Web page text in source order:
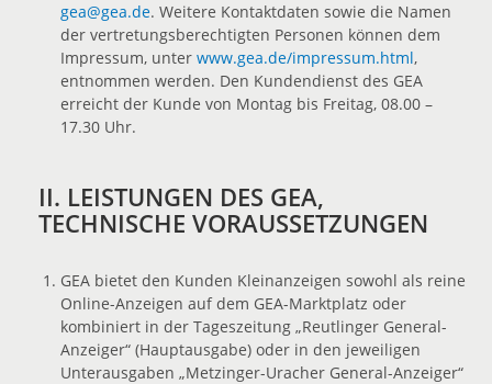
gea@gea.de. Weitere Kontaktdaten sowie die Namen
der vertretungsberechtigten Personen können dem
Impressum, unter www.gea.de/impressum.html,
entnommen werden. Den Kundendienst des GEA
erreicht der Kunde von Montag bis Freitag, 08.00 –
17.30 Uhr.
II. LEISTUNGEN DES GEA,
TECHNISCHE VORAUSSETZUNGEN
GEA bietet den Kunden Kleinanzeigen sowohl als reine
Online-Anzeigen auf dem GEA-Marktplatz oder
kombiniert in der Tageszeitung „Reutlinger General-
Anzeiger“ (Hauptausgabe) oder in den jeweiligen
Unterausgaben „Metzinger-Uracher General-Anzeiger“